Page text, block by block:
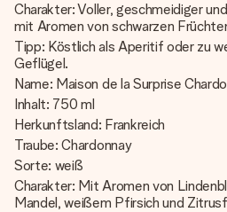
Charakter: Voller, geschmeidiger
mit Aromen von schwarzen
Tipp: Köstlich als Aperitif oder zu
Geflügel.
Name: Maison de la Surprise
Inhalt: 750 ml
Herkunftsland: Frankreich
Traube: Chardonnay
Sorte: weiß
Charakter: Mit Aromen von
Mandel, weißem Pfirsich und